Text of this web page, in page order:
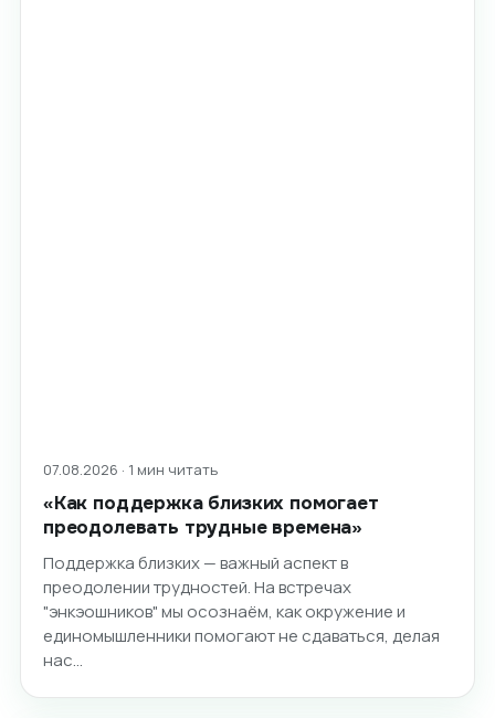
07.08.2026 · 1 мин читать
«Как поддержка близких помогает
преодолевать трудные времена»
Поддержка близких — важный аспект в
преодолении трудностей. На встречах
"энкэошников" мы осознаём, как окружение и
единомышленники помогают не сдаваться, делая
нас…